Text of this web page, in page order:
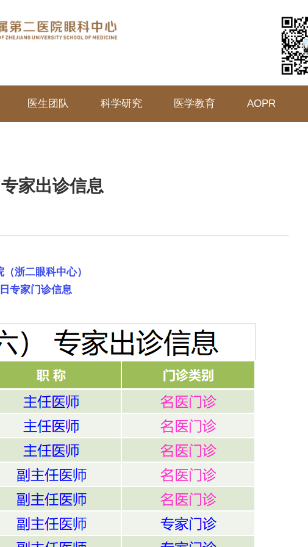
医生团队 科学研究 医学教育 AOPR
家出诊信息
浙二眼科中心）
专家门诊信息